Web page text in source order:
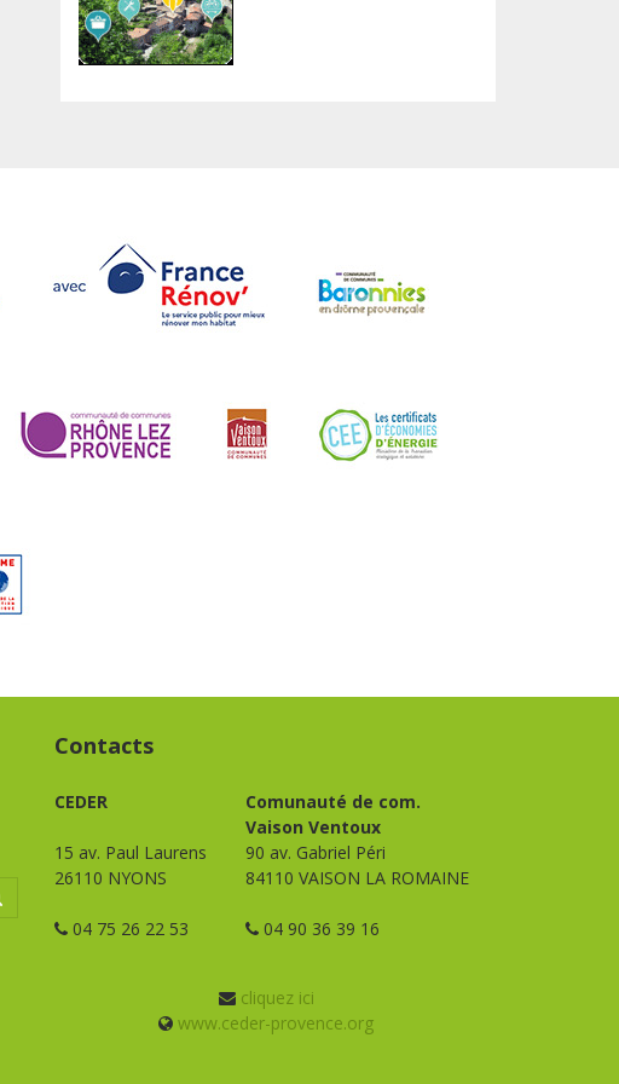
Contacts
CEDER
15 av. Paul Laurens
26110 NYONS
04 75 26 22 53
Comunauté de com.
Vaison Ventoux
90 av. Gabriel Péri
84110 VAISON LA ROMAINE
04 90 36 39 16
cliquez ici
www.ceder-provence.org